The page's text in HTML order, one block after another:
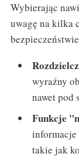
Wybierając
uwagę na kilka
wyraźny
nawet pod
Funkcje
informacje
takie jak